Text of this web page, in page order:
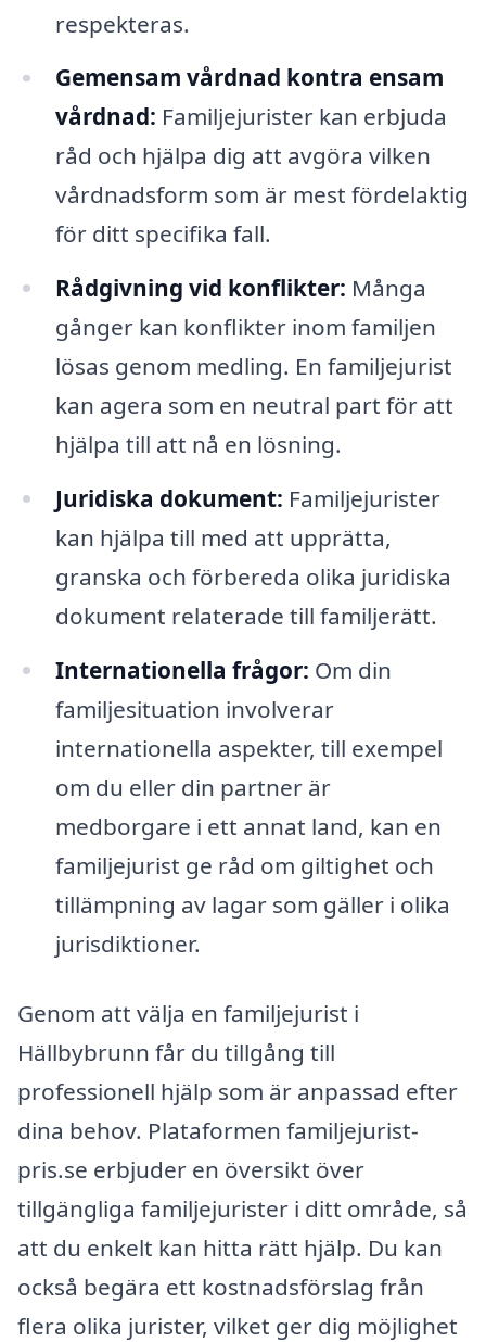
respekteras.
Gemensam vårdnad kontra ensam
vårdnad: Familjejurister kan erbjuda
råd och hjälpa dig att avgöra vilken
vårdnadsform som är mest fördelaktig
för ditt specifika fall.
Rådgivning vid konflikter: Många
gånger kan konflikter inom familjen
lösas genom medling. En familjejurist
kan agera som en neutral part för att
hjälpa till att nå en lösning.
Juridiska dokument: Familjejurister
kan hjälpa till med att upprätta,
granska och förbereda olika juridiska
dokument relaterade till familjerätt.
Internationella frågor: Om din
familjesituation involverar
internationella aspekter, till exempel
om du eller din partner är
medborgare i ett annat land, kan en
familjejurist ge råd om giltighet och
tillämpning av lagar som gäller i olika
jurisdiktioner.
Genom att välja en familjejurist i
Hällbybrunn får du tillgång till
professionell hjälp som är anpassad efter
dina behov. Plataformen familjejurist-
pris.se erbjuder en översikt över
tillgängliga familjejurister i ditt område, så
att du enkelt kan hitta rätt hjälp. Du kan
också begära ett kostnadsförslag från
flera olika jurister, vilket ger dig möjlighet